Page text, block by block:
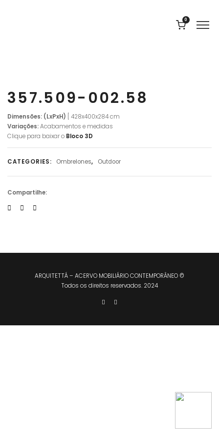
0
357.509-002.58
Dimensões: (LxPxH)
[ 428x400x284 cm
Variações:Acabamentos e medidas
Clique para baixar o Bloco 3D
CATEGORIES: Ombrelones, Outdoor
Compartilhe:
ARQUITETTÁ – ACERVO MOBILIÁRIO CONTEMPORÂNEO ©
Todos os direitos reservados. 2024